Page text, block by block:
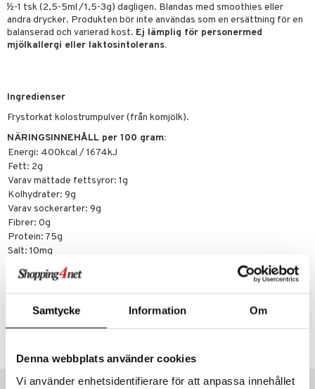
Samtycke Information Om
Denna webbplats använder cookies
Vi använder enhetsidentifierare för att anpassa innehållet
½-1 tsk (2,5-5ml / 1,5-3g) dagligen. Blandas med smoothies eller
andra drycker. Produkten bör inte användas som en ersättning för en
balanserad och varierad kost. Ej lämplig för personermed
mjölkallergi eller laktosintolerans.
Ingredienser
Frystorkat kolostrumpulver (från komjölk).
NÄRINGSINNEHÅLL per 100 gram:
Energi: 400kcal / 1674kJ
Fett: 2g
Varav mättade fettsyror: 1g
Kolhydrater: 9g
Varav sockerarter: 9g
Fibrer: 0g
Protein: 75g
Salt: 10mg
Artikelnr
Tips till dig
fot
dusch & tvål
oljor
utan sol
K